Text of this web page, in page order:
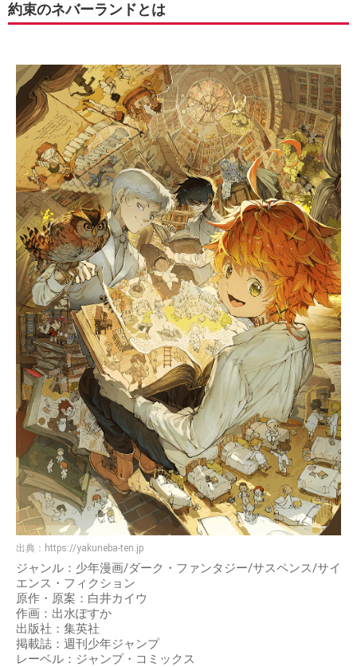
約束のネバーランドとは
出典： https://yakuneba-ten.jp
ジャンル：少年漫画/ダーク・ファンタジー/サスペンス/サイ
エンス・フィクション
原作・原案：白井カイウ
作画：出水ぽすか
出版社：集英社
掲載誌：週刊少年ジャンプ
レーベル：ジャンプ・コミックス